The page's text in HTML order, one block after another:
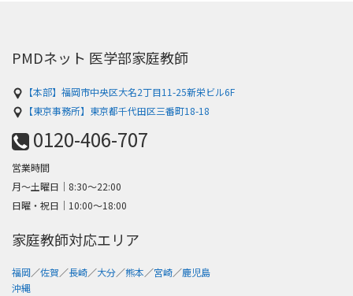
PMDネット 医学部家庭教師
【本部】福岡市中央区大名2丁目11-25新栄ビル6F
【東京事務所】東京都千代田区三番町18-18
0120-406-707
営業時間
月～土曜日│8:30〜22:00
日曜・祝日│10:00〜18:00
家庭教師対応エリア
福岡／佐賀／長崎／大分／熊本／宮崎／鹿児島
沖縄